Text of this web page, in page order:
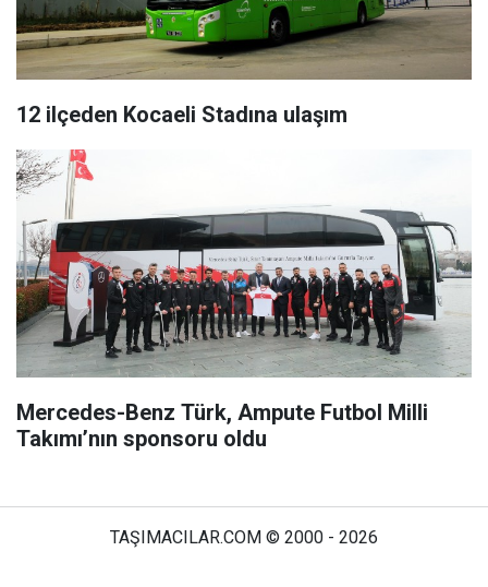
12 ilçeden Kocaeli Stadına ulaşım
Mercedes-Benz Türk, Ampute Futbol Milli
Takımı’nın sponsoru oldu
TAŞIMACILAR.COM © 2000 - 2026